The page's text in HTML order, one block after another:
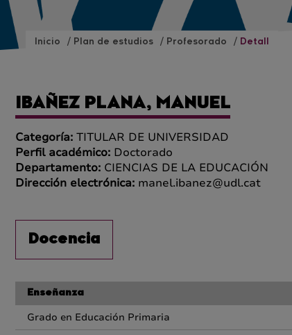
Inicio Plan de estudios Profesorado Detall
IBAÑEZ PLANA, MANUEL
Categoría: TITULAR DE UNIVERSIDAD
Perfil académico: Doctorado
Departamento: CIENCIAS DE LA EDUCACIÓN
Dirección electrónica: manel.ibanez@udl.cat
Docencia
Enseñanza
Grado en Educación Primaria